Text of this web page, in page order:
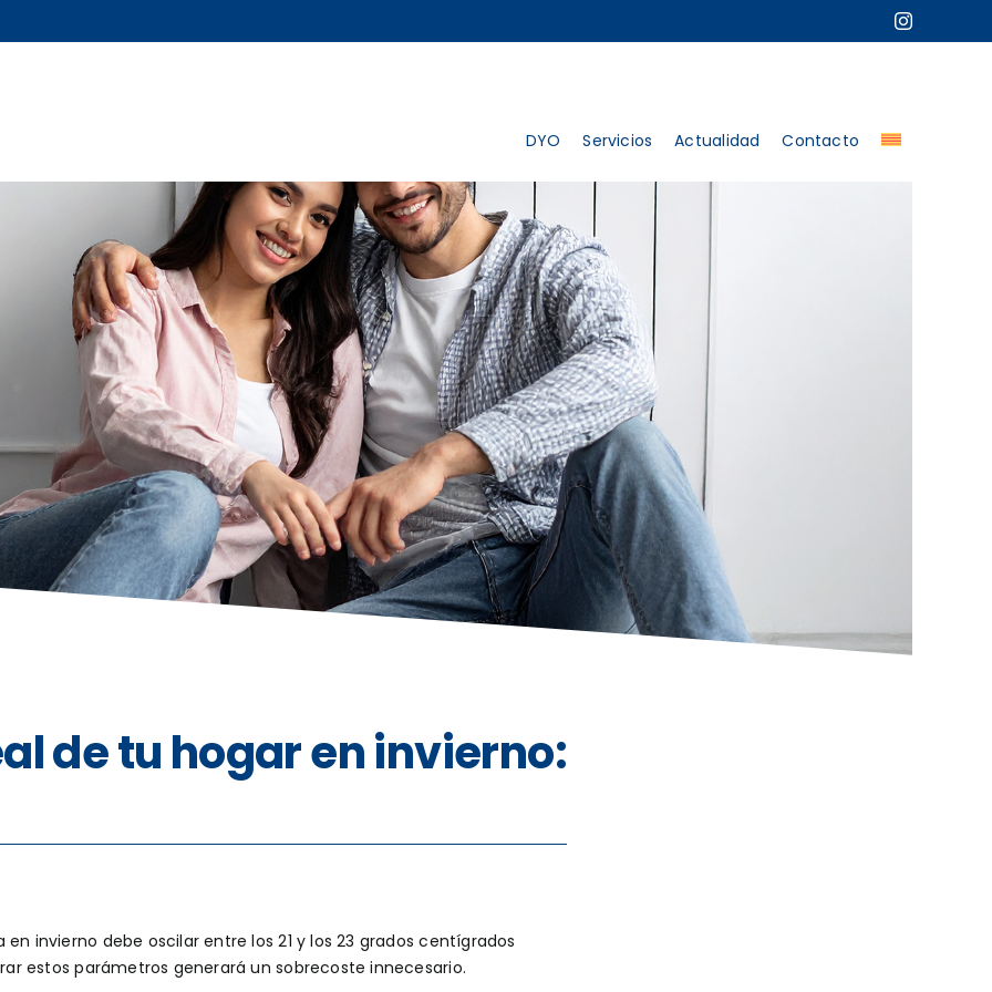
DYO Servicios Actualidad Contacto
de tu hogar en invierno:
invierno debe oscilar entre los 21 y los 23 grados centígrados
estos parámetros generará un sobrecoste innecesario.